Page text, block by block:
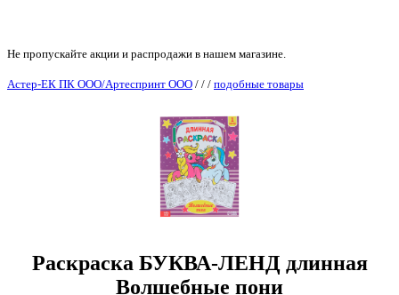
Не пропускайте акции и распродажи в нашем магазине.
Астер-ЕК ПК ООО/Артеспринт ООО / / / подобные товары
Раскраска БУКВА-ЛЕНД длинная
Волшебные пони